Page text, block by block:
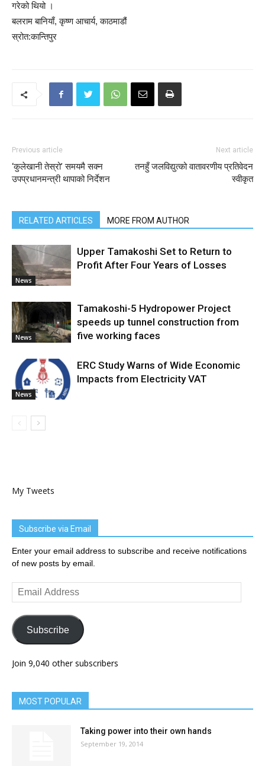
गरेको थियो ।
बलराम बानियाँ,कृष्ण आचार्य, काठमाडौं
स्रोत:कान्तिपुर
Previous article
‘कुलेखानी तेस्रो’ समयमै सक्न
उपप्रधानमन्त्री थापाको निर्देशन
Next article
तनहुँ जलविद्युत्को वातावरणीय प्रतिवेदन
स्वीकृत
RELATED ARTICLES MORE FROM AUTHOR
News
Upper Tamakoshi Set to Return to
Profit After Four Years of Losses
News
Tamakoshi-5 Hydropower Project
speeds up tunnel construction from
five working faces
News
ERC Study Warns of Wide Economic
Impacts from Electricity VAT
My Tweets
Subscribe via Email
Enter your email address to subscribe and receive notifications
of new posts by email.
Email
Address
Subscribe
Join 9,040 other subscribers
MOST POPULAR
Taking power into their own hands
September 19, 2014